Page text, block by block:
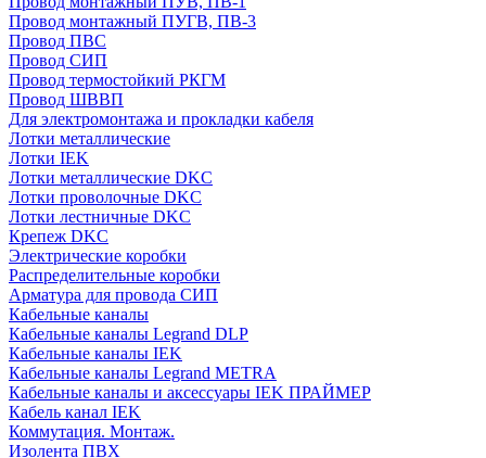
Провод монтажный ПУГВ, ПВ-3
Провод ПВС
Провод СИП
Провод термостойкий РКГМ
Провод ШВВП
Для электромонтажа и прокладки кабеля
Лотки металлические
Лотки IEK
Лотки металлические DKC
Лотки проволочные DKC
Лотки лестничные DKC
Крепеж DKC
Электрические коробки
Распределительные коробки
Арматура для провода СИП
Кабельные каналы
Кабельные каналы Legrand DLP
Кабельные каналы IEK
Кабельные каналы Legrand METRA
Кабельные каналы и аксессуары IEK ПРАЙМЕР
Кабель канал IEK
Коммутация. Монтаж.
Изолента ПВХ